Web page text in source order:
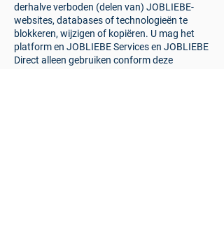
derhalve verboden (delen van) JOBLIEBE-
websites, databases of technologieën te
blokkeren, wijzigen of kopiëren. U mag het
platform en JOBLIEBE Services en JOBLIEBE
Direct alleen gebruiken conform deze